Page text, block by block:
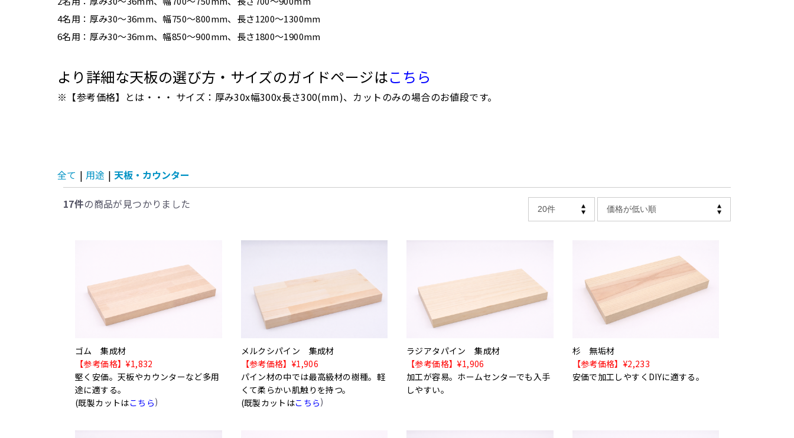
4名用：厚み30〜36mm、幅750〜800mm、長さ1200〜1300mm
6名用：厚み30〜36mm、幅850〜900mm、長さ1800〜1900mm
より詳細な天板の選び方・サイズのガイドページはこちら
※【参考価格】とは・・・ サイズ：厚み30x幅300x長さ300(mm)、カットのみの場合のお値段です。
全て | 用途 | 天板・カウンター
17件の商品が見つかりました
ゴム 集成材
【参考価格】¥1,832
堅く安価。天板やカウンターなど多用
途に適する。
(既製カットはこちら)
メルクシパイン 集成材
【参考価格】¥1,906
パイン材の中では最高級材の樹種。軽
くて柔らかい肌触りを持つ。
(既製カットはこちら)
ラジアタパイン 集成材
【参考価格】¥1,906
加工が容易。ホームセンターでも入手
しやすい。
杉 無垢材
【参考価格】¥2,233
安価で加工しやすくDIYに適する。